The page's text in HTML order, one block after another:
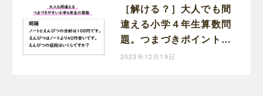
［解ける？］大人でも間
違える小学４年生算数問
題。つまづきポイントと
考え方を覚えて克服しよ
2023年12月19日